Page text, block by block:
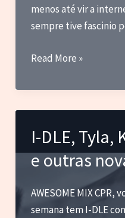
menos até vir a
sempre tive fascinio
Vídeoclipes
A
Evolução
Música
como
Visual
Read More »
I-DLE, Tyla,
e outras
AWESOME MIX CPR,
semana tem I-DLE